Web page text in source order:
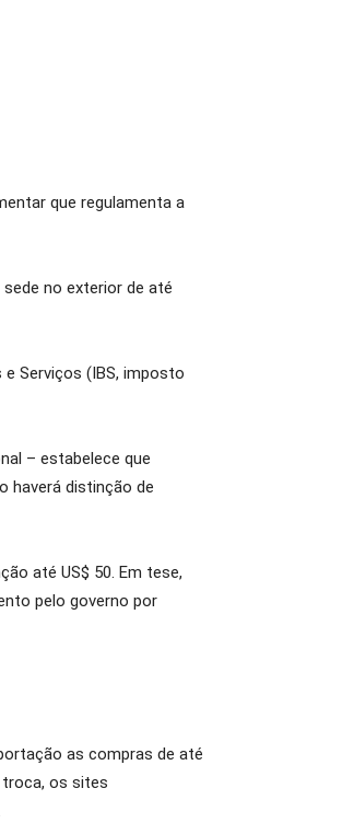
que regulamenta a
no exterior de até
Serviços (IBS, imposto
– estabelece que
haverá distinção de
até US$ 50. Em tese,
pelo governo por
as compras de até
troca, os sites